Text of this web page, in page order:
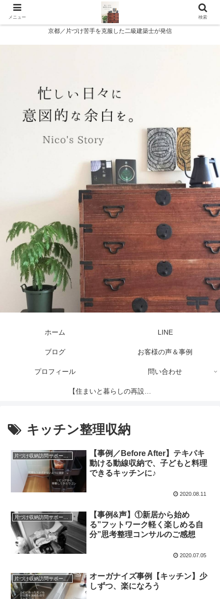
京都／片づけ苦手を克服した二級建築士が発信
ホーム LINE
ブログ お客様の声＆事例
プロフィール 問い合わせ
【住まいと暮らしの再設計
キッチン整理収納
【事例／Before After】テキパキ
動ける動線収納で、子どもと料理
できるキッチンに♪
2020.08.11
【事例&声】①新居から始め
る”フットワーク軽く楽しめる自
分”思考整理コンサルのご感想
2020.07.05
片づけ収納訪問サポートと仕組みづくり＊実例
オーガナイズ事例【キッチン】少
しずつ、楽になろう
メニュー 検索